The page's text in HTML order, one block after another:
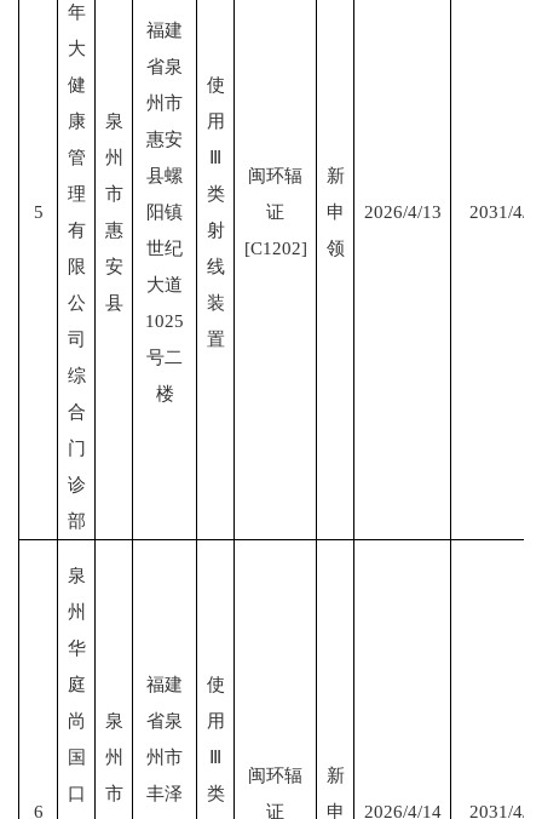
5
年
大
健
康
管
理
有
限
公
司
综
合
门
诊
部
泉
州
市
惠
安
县
福建
省泉
州市
惠安
县螺
阳镇
世纪
大道
1025
号二
楼
使
用
Ⅲ
类
射
线
装
置
闽环辐
证
[C1202]
新
申
领
2026/4/13 2031/4/
6
泉
州
华
庭
尚
国
口
泉
州
市
福建
省泉
州市
丰泽
使
用
Ⅲ
类
闽环辐
证
新
申
2026/4/14 2031/4/